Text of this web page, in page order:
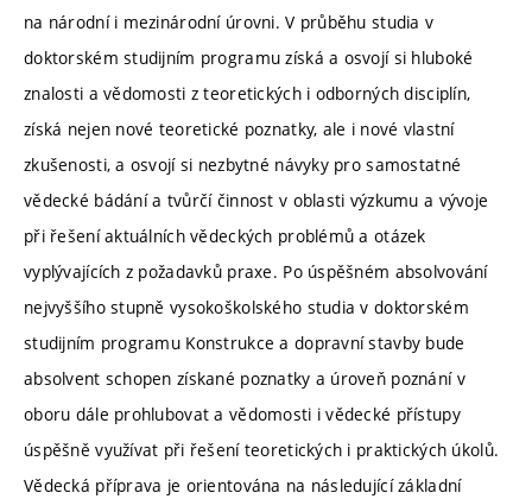
na národní i mezinárodní úrovni. V průběhu studia v
doktorském studijním programu získá a osvojí si hluboké
znalosti a vědomosti z teoretických i odborných disciplín,
získá nejen nové teoretické poznatky, ale i nové vlastní
zkušenosti, a osvojí si nezbytné návyky pro samostatné
vědecké bádání a tvůrčí činnost v oblasti výzkumu a vývoje
při řešení aktuálních vědeckých problémů a otázek
vyplývajících z požadavků praxe. Po úspěšném absolvování
nejvyššího stupně vysokoškolského studia v doktorském
studijním programu Konstrukce a dopravní stavby bude
absolvent schopen získané poznatky a úroveň poznání v
oboru dále prohlubovat a vědomosti i vědecké přístupy
úspěšně využívat při řešení teoretických i praktických úkolů.
Vědecká příprava je orientována na následující základní